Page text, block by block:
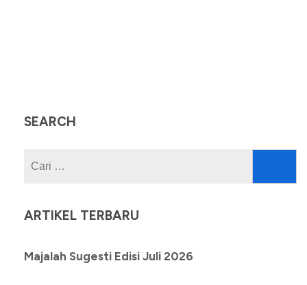
SEARCH
ARTIKEL TERBARU
Majalah Sugesti Edisi Juli 2026